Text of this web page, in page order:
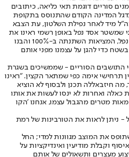
סוריים דוגמת תאי כליאה, כיתובים
המדינה הקודם שהתנוסס בתקופת
מיד לאחר נפילת השלטון, עת הצבא
שמשטר אסד נפל באופן רשמי ראינו את
הטלטלות בסוריה. כשהמשטר נפל, המציאות השתנתה ב-100% והבנו
כדי להגן על עצמנו מפני אותם
התושבים הסוריים - שממשיכים בשגרת
תרחישי אימה כפי שמתאר הקצין. "ראינו
7 באוקטובר, מה חיזבאללה תכנן ולבסוף לא הוציא
כאלה ואחרות לא ינסו לעשות את אותו
מטרים מהגבול עצמו, אנחנו 'הקו
- ניתן לראות את הטורבינות של רמת
את המוצב מגוונות למדי; החל
וקבלת מודיעין ואינדיקציות על
מעצרים ותשאולים של אותם